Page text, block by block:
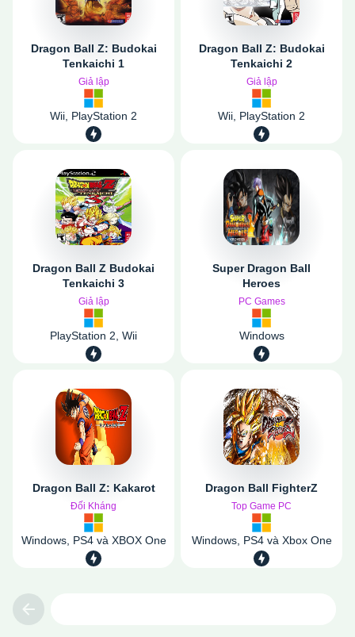
Dragon Ball Z: Budokai
Tenkaichi 1
Giả lập
Wii, PlayStation 2
Dragon Ball Z: Budokai
Tenkaichi 2
Giả lập
Wii, PlayStation 2
Dragon Ball Z Budokai
Tenkaichi 3
Giả lập
PlayStation 2, Wii
Super Dragon Ball
Heroes
PC Games
Windows
Dragon Ball Z: Kakarot
Đối Kháng
Windows, PS4 và XBOX One
Dragon Ball FighterZ
Top Game PC
Windows, PS4 và Xbox One